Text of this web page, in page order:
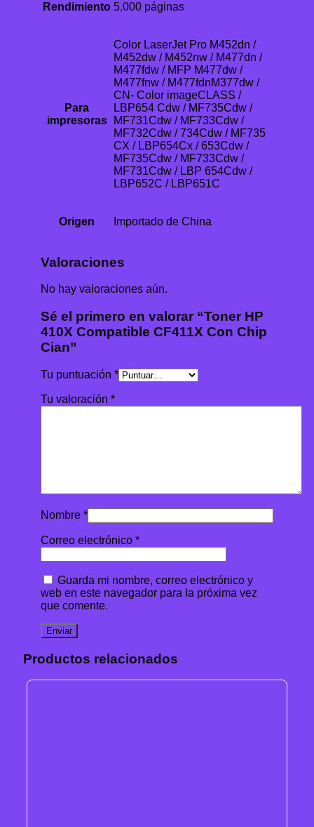
Rendimiento 5,000 páginas
Para
impresoras
Color LaserJet Pro M452dn /
M452dw / M452nw / M477dn /
M477fdw / MFP M477dw /
M477fnw / M477fdnM377dw /
CN- Color imageCLASS /
LBP654 Cdw / MF735Cdw /
MF731Cdw / MF733Cdw /
MF732Cdw / 734Cdw / MF735
CX / LBP654Cx / 653Cdw /
MF735Cdw / MF733Cdw /
MF731Cdw / LBP 654Cdw /
LBP652C / LBP651C
Origen Importado de China
Valoraciones
No hay valoraciones aún.
Sé el primero en valorar “Toner HP
410X Compatible CF411X Con Chip
Cian”
Tu puntuación *
Tu valoración *
Nombre *
Correo electrónico *
Guarda mi nombre, correo electrónico y
web en este navegador para la próxima vez
que comente.
Productos relacionados